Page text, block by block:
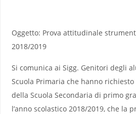
Oggetto: Prova attitudinale
2018/2019
Si comunica ai Sigg. Genitori degli
Scuola Primaria che hanno
della Scuola Secondaria di primo
l’anno scolastico 2018/2019, che la